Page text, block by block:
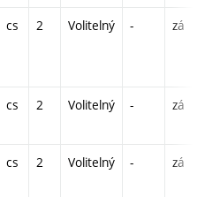
cs 2 Volitelný - zá
cs 2 Volitelný - zá
cs 2 Volitelný - zá